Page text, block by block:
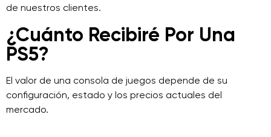
de nuestros clientes.
¿Cuánto Recibiré Por Una
PS5?
El valor de una consola de juegos depende de su
configuración, estado y los precios actuales del
mercado.